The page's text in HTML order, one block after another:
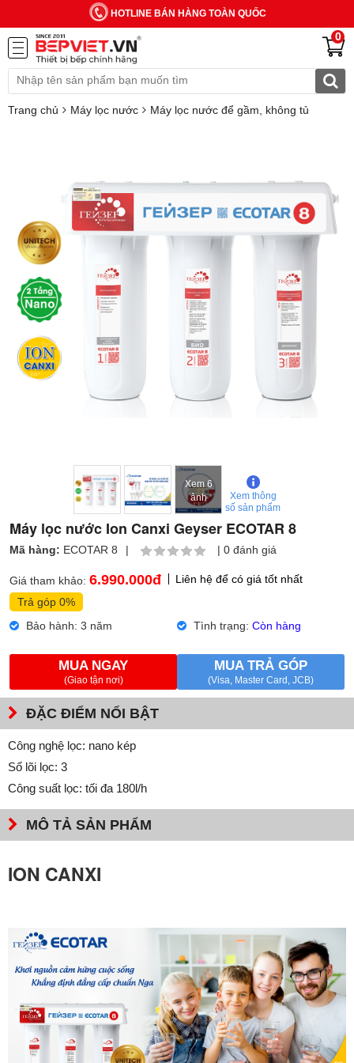
HOTLINE BÁN HÀNG TOÀN QUỐC
0
Trang chủ Máy lọc nước Máy lọc nước để gầm, không tủ
Xem 6
ảnh
Xem thông
số sản phẩm
Máy lọc nước Ion Canxi Geyser ECOTAR 8
Mã hàng: ECOTAR 8 | | 0 đánh giá
Giá tham khảo: 6.990.000đ
Liên hệ để có giá tốt nhất
Trả góp 0%
Bảo hành: 3 năm
Tình trạng: Còn hàng
MUA NGAY
(Giao tận nơi)
MUA TRẢ GÓP
(Visa, Master Card, JCB)
ĐẶC ĐIỂM NỔI BẬT
Công nghệ lọc: nano kép
Số lõi lọc: 3
Công suất lọc: tối đa 180l/h
MÔ TẢ SẢN PHẨM
ION CANXI